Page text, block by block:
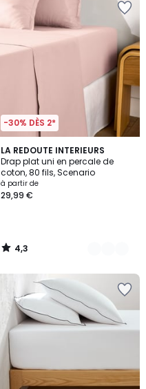
-30% DÈS 2*
LA REDOUTE INTERIEURS
Drap plat uni en percale de
coton, 80 fils, Scenario
à partir de
29,99 €
4,3
/ 5
20
Couleurs
4,3
/